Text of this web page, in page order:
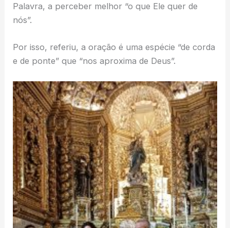
Palavra, a perceber melhor “o que Ele quer de
nós”.
Por isso, referiu, a oração é uma espécie “de corda
e de ponte” que “nos aproxima de Deus”.